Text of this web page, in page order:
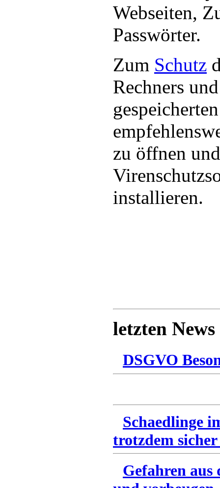
Webseiten,
Passwörter.
Zum Schutz
Rechners
zu öffnen
installieren.
letzten News
DSGVO
Schaedlinge
trotzdem
Gefahren